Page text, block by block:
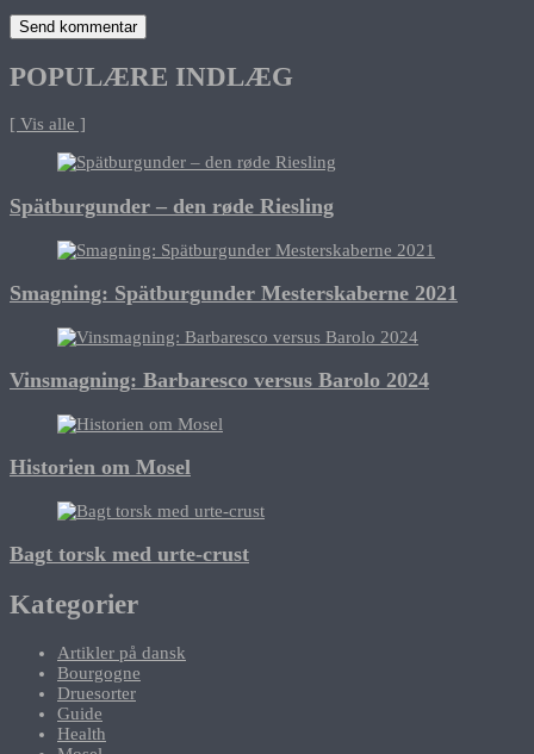
POPULÆRE INDLÆG
[ Vis alle ]
Spätburgunder – den røde Riesling
Smagning: Spätburgunder Mesterskaberne 2021
Vinsmagning: Barbaresco versus Barolo 2024
Historien om Mosel
Bagt torsk med urte-crust
Kategorier
Artikler på dansk
Bourgogne
Druesorter
Guide
Health